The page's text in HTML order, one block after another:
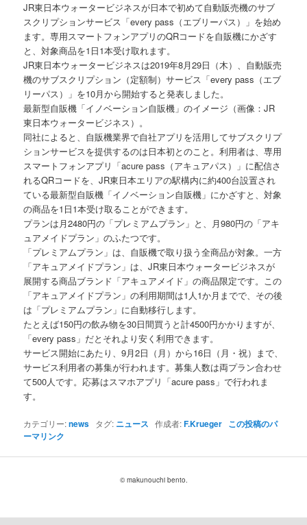
JR東日本ウォータービジネスが日本で初めて自動販売機のサブ
スクリプションサービス「every pass（エブリーパス）」を始め
ます。専用スマートフォンアプリのQRコードを自販機にかざす
と、対象商品を1日1本受け取れます。
JR東日本ウォータービジネスは2019年8月29日（木）、自動販売
機のサブスクリプション（定額制）サービス「every pass（エブ
リーパス）」を10月から開始すると発表しました。
最新型自販機「イノベーション自販機」のイメージ（画像：JR
東日本ウォータービジネス）。
同社によると、自販機業界で自社アプリを活用してサブスクリプ
ションサービスを提供するのは日本初とのこと。利用者は、専用
スマートフォンアプリ「acure pass（アキュアパス）」に配信さ
れるQRコードを、JR東日本エリアの駅構内に約400台設置され
ている最新型自販機「イノベーション自販機」にかざすと、対象
の商品を1日1本受け取ることができます。
プランは月2480円の「プレミアムプラン」と、月980円の「アキ
ュアメイドプラン」のふたつです。
「プレミアムプラン」は、自販機で取り扱う全商品が対象。一方
「アキュアメイドプラン」は、JR東日本ウォータービジネスが
展開する商品ブランド「アキュアメイド」の商品限定です。この
「アキュアメイドプラン」の利用期間は1人1か月までで、その後
は「プレミアムプラン」に自動移行します。
たとえば150円の飲み物を30日間買うと計4500円かかりますが、
「every pass」だとそれより安く利用できます。
サービス開始にあたり、9月2日（月）から16日（月・祝）まで、
サービス利用者の募集が行われます。募集人数は両プラン合わせ
て500人です。応募はスマホアプリ「acure pass」で行われま
す。
カテゴリー:news タグ: ニュース 作成者:F.Krueger この投稿のパ
ーマリンク
© makunouchi bento.